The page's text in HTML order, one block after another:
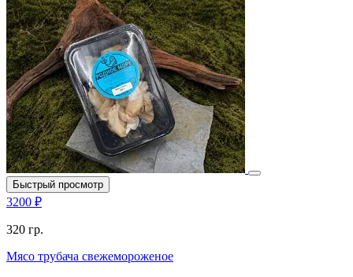
Быстрый просмотр
3200 ₽
320 гр.
Мясо трубача свежемороженое